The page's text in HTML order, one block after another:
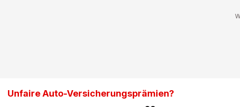
Unfaire Auto-Versicherungsprämien?